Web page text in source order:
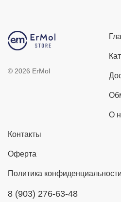
© 2026 ErMol
О
Контакты
Оферта
Политика конфиденциальности
8 (903) 276-63-48